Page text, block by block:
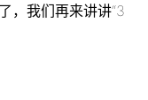
，我们再来讲讲“3